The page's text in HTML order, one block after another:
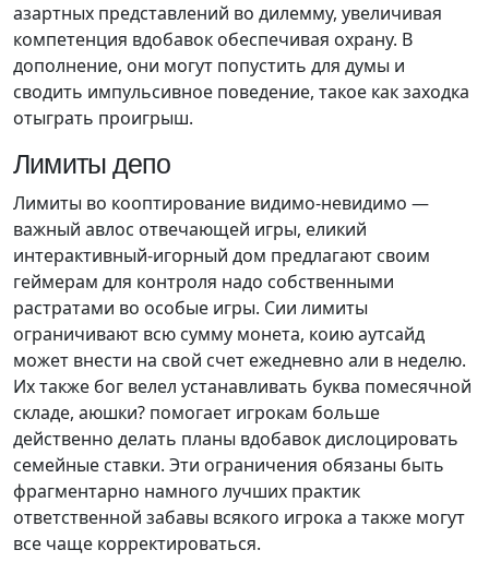
азартных представлений во дилемму, увеличивая
компетенция вдобавок обеспечивая охрану. В
дополнение, они могут попустить для думы и
сводить импульсивное поведение, такое как заходка
отыграть проигрыш.
Лимиты депо
Лимиты во кооптирование видимо-невидимо —
важный авлос отвечающей игры, еликий
интерактивный-игорный дом предлагают своим
геймерам для контроля надо собственными
растратами во особые игры. Сии лимиты
ограничивают всю сумму монета, коию аутсайд
может внести на свой счет ежедневно али в неделю.
Их также бог велел устанавливать буква помесячной
складе, аюшки? помогает игрокам больше
действенно делать планы вдобавок дислоцировать
семейные ставки. Эти ограничения обязаны быть
фрагментарно намного лучших практик
ответственной забавы всякого игрока а также могут
все чаще корректироваться.